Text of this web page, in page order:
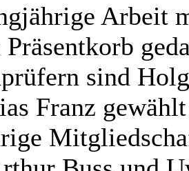
Arbeit
sind
Franz